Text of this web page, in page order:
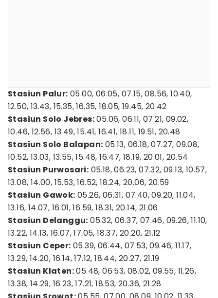
Stasiun Palur: 05.00, 06.05, 07.15, 08.56, 10.40,
12.50, 13.43, 15.35, 16.35, 18.05, 19.45, 20.42
Stasiun Solo Jebres:05.06, 06.11, 07.21, 09.02,
10.46, 12.56, 13.49, 15.41, 16.41, 18.11, 19.51, 20.48
Stasiun Solo Balapan: 05.13, 06.18, 07.27, 09.08,
10.52, 13.03, 13.55, 15.48, 16.47, 18.19, 20.01, 20.54
Stasiun Purwosari: 05.18, 06.23, 07.32, 09.13, 10.57,
13.08, 14.00, 15.53, 16.52, 18.24, 20.06, 20.59
Stasiun Gawok: 05.26, 06.31, 07.40, 09.20, 11.04,
13.16, 14.07, 16.01, 16.59, 18.31, 20.14, 21.06
Stasiun Delanggu: 05.32, 06.37, 07.46, 09.26, 11.10,
13.22, 14.13, 16.07, 17.05, 18.37, 20.20, 21.12
Stasiun Ceper: 05.39, 06.44, 07.53, 09.46, 11.17,
13.29, 14.20, 16.14, 17.12, 18.44, 20.27, 21.19
Stasiun Klaten:05.48, 06.53, 08.02, 09.55, 11.26,
13.38, 14.29, 16.23, 17.21, 18.53, 20.36, 21.28